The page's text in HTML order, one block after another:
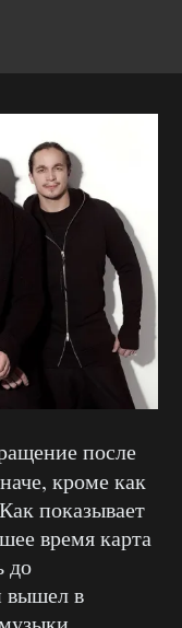
после
кроме как
показывает
время карта
до
вышел в